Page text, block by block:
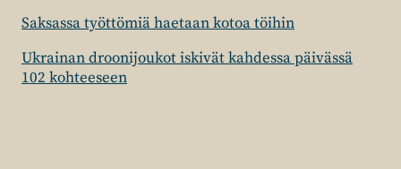
Saksassa työttömiä haetaan kotoa töihin
Ukrainan droonijoukot iskivät kahdessa päivässä
102 kohteeseen